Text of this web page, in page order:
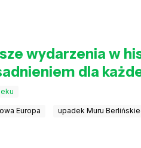
wydarzenia w
dla
Europa upadek Muru